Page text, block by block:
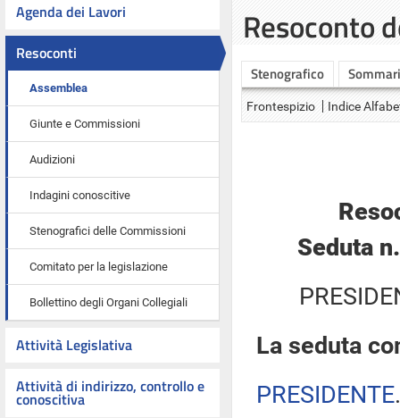
Agenda dei Lavori
Resoconti
Assemblea
Giunte e Commissioni
Audizioni
Indagini conoscitive
Stenografici delle Commissioni
Comitato per la legislazione
Bollettino degli Organi Collegiali
Attività Legislativa
Attività di indirizzo, controllo e
conoscitiva
Resoconto
Stenografico
Frontespizio Indice
Seduta
La seduta
PRESIDENTE